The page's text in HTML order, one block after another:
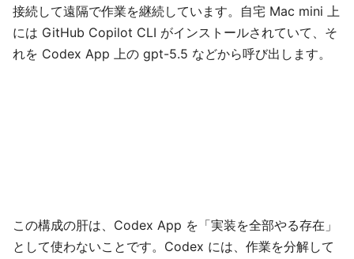
接続して遠隔で作業を継続しています。自宅 Mac mini 上
には GitHub Copilot CLI がインストールされていて、そ
れを Codex App 上の gpt-5.5 などから呼び出します。
この構成の肝は、Codex App を「実装を全部やる存在」
として使わないことです。Codex には、作業を分解して